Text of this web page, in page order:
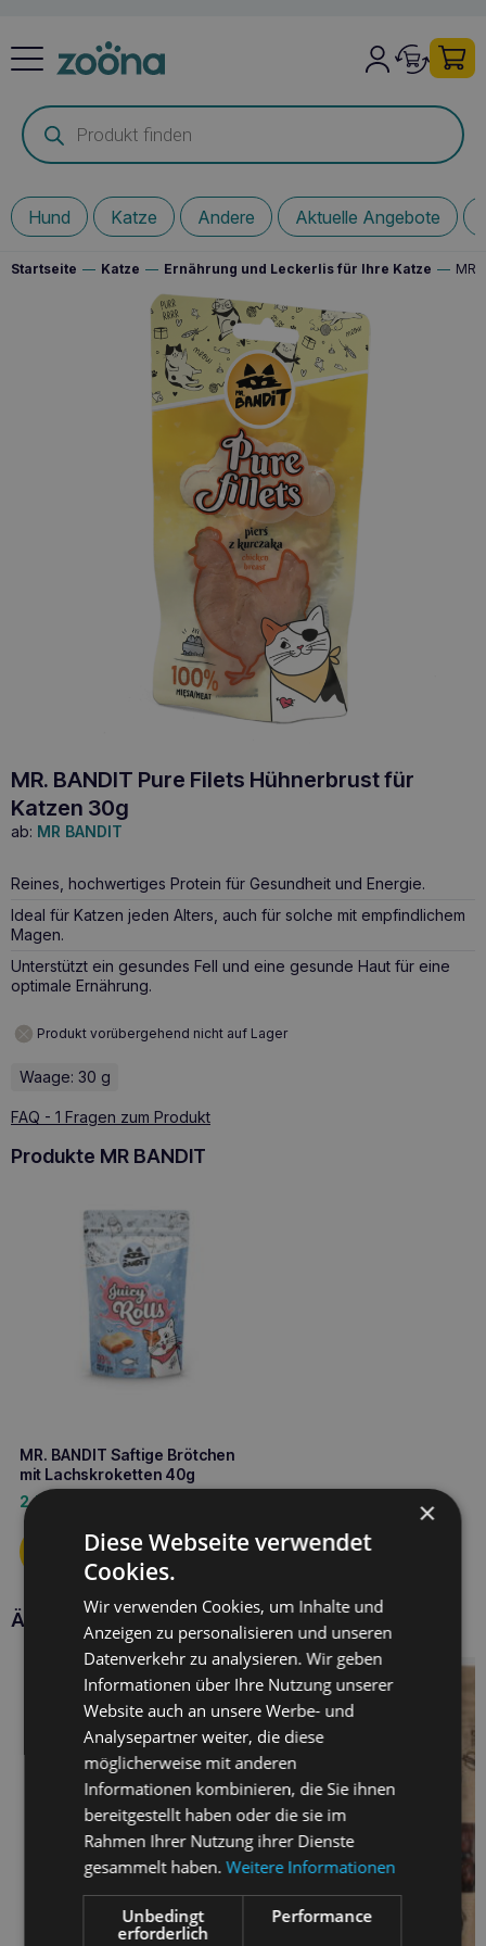
Products
search
Hund Katze Andere Aktuelle Angebote
Startseite — Katze — Ernährung und Leckerlis für Ihre Katze — MR.
MR. BANDIT Pure Filets Hühnerbrust für
Katzen 30g
ab: MR BANDIT
Reines, hochwertiges Protein für Gesundheit und Energie.
Ideal für Katzen jeden Alters, auch für solche mit empfindlichem
Magen.
Unterstützt ein gesundes Fell und eine gesunde Haut für eine
optimale Ernährung.
Produkt vorübergehend nicht auf Lager
Waage: 30 g
FAQ - 1 Fragen zum Produkt
Produkte MR BANDIT
MR. BANDIT Saftige Brötchen
mit Lachskroketten 40g
2,70
Ähnliche Produkte
×
Diese Webseite verwendet
Cookies.
Wir verwenden Cookies, um Inhalte und
Anzeigen zu personalisieren und unseren
Datenverkehr zu analysieren. Wir geben
Informationen über Ihre Nutzung unserer
Website auch an unsere Werbe- und
Analysepartner weiter, die diese
möglicherweise mit anderen
Informationen kombinieren, die Sie ihnen
bereitgestellt haben oder die sie im
Rahmen Ihrer Nutzung ihrer Dienste
gesammelt haben.Weitere Informationen
Unbedingt
erforderlich
Performance